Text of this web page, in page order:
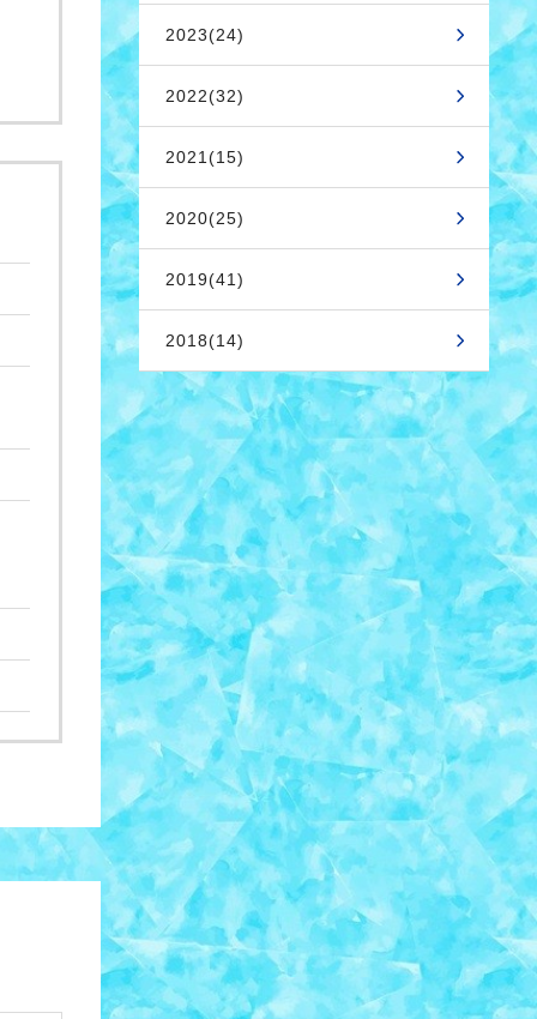
2023(24)
2022(32)
2021(15)
2020(25)
2019(41)
2018(14)